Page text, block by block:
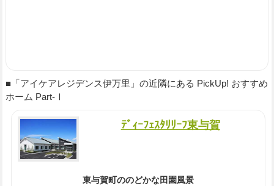
■「アイケアレジデンス伊万里」の近隣にある PickUp! おすすめ
ホーム Part-Ⅰ
ﾃﾞｨｰﾌｪｽﾀﾘﾘｰﾌ東与賀
東与賀町ののどかな田園風景